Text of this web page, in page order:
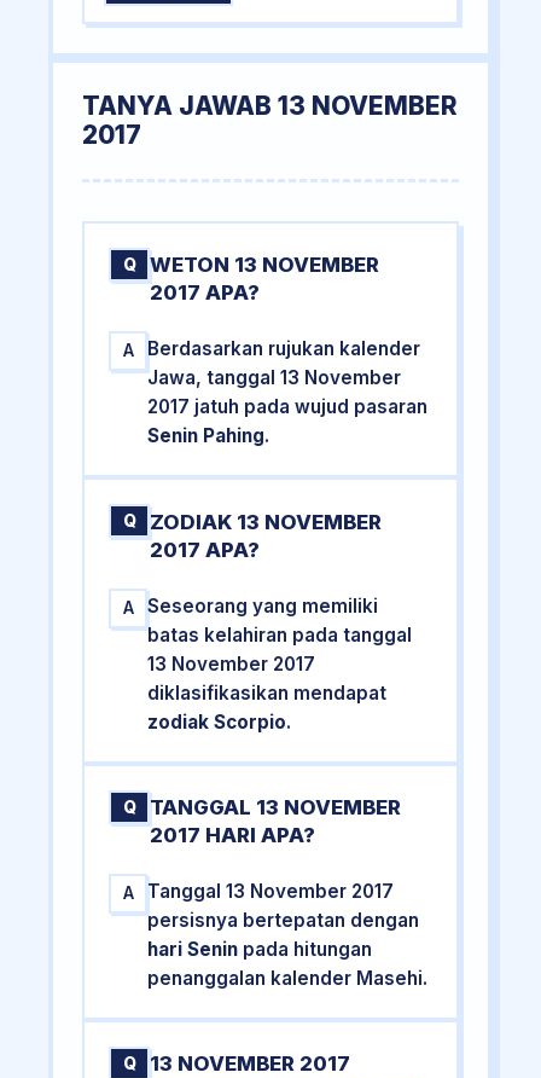
TANYA JAWAB 13 NOVEMBER
2017
Q
WETON 13 NOVEMBER
2017 APA?
A
Berdasarkan rujukan kalender
Jawa, tanggal 13 November
2017 jatuh pada wujud pasaran
Senin Pahing.
Q
ZODIAK 13 NOVEMBER
2017 APA?
A
Seseorang yang memiliki
batas kelahiran pada tanggal
13 November 2017
diklasifikasikan mendapat
zodiak Scorpio.
Q
TANGGAL 13 NOVEMBER
2017 HARI APA?
A
Tanggal 13 November 2017
persisnya bertepatan dengan
hari Senin pada hitungan
penanggalan kalender Masehi.
Q
13 NOVEMBER 2017